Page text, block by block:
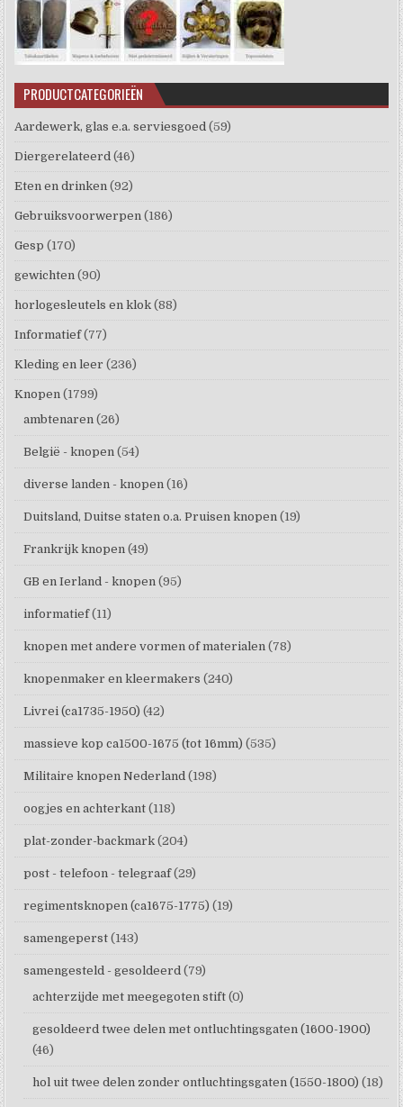
PRODUCTCATEGORIEËN
Aardewerk, glas e.a. serviesgoed (59)
Diergerelateerd (46)
Eten en drinken (92)
Gebruiksvoorwerpen (186)
Gesp (170)
gewichten (90)
horlogesleutels en klok (88)
Informatief (77)
Kleding en leer (236)
Knopen (1799)
ambtenaren (26)
België - knopen (54)
diverse landen - knopen (16)
Duitsland, Duitse staten o.a. Pruisen knopen (19)
Frankrijk knopen (49)
GB en Ierland - knopen (95)
informatief (11)
knopen met andere vormen of materialen (78)
knopenmaker en kleermakers (240)
Livrei (ca1735-1950) (42)
massieve kop ca1500-1675 (tot 16mm) (535)
Militaire knopen Nederland (198)
oogjes en achterkant (118)
plat-zonder-backmark (204)
post - telefoon - telegraaf (29)
regimentsknopen (ca1675-1775) (19)
samengeperst (143)
samengesteld - gesoldeerd (79)
achterzijde met meegegoten stift (0)
gesoldeerd twee delen met ontluchtingsgaten (1600-1900)
(46)
hol uit twee delen zonder ontluchtingsgaten (1550-1800) (18)